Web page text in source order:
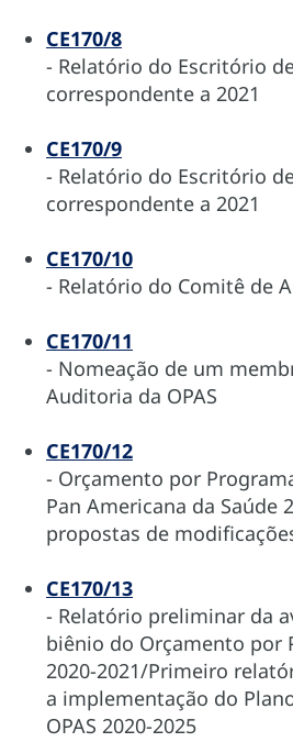
CE170/8
- Relatório do Escritório
correspondente a 2021
CE170/9
- Relatório do Escritório
correspondente a 2021
CE170/10
- Relatório do Comitê de
CE170/11
- Nomeação de um
Auditoria da OPAS
CE170/12
- Orçamento por
Pan Americana da Saúde
propostas de
CE170/13
- Relatório preliminar da
biênio do Orçamento por
2020-2021/Primeiro
a implementação do
OPAS 2020-2025